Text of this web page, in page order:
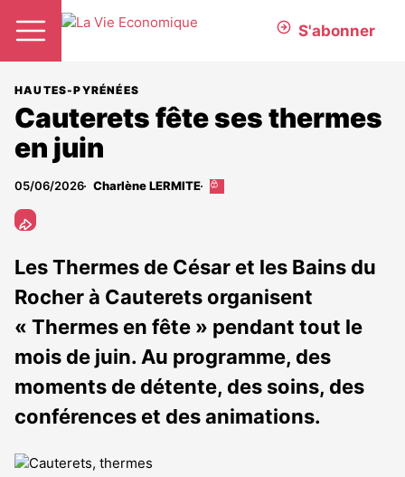
S'abonner
HAUTES-PYRÉNÉES
Cauterets fête ses thermes
en juin
05/06/2026 Charlène LERMITE
Cet
abonnés
Les Thermes de César et les Bains du
Rocher à Cauterets organisent
« Thermes en fête » pendant tout le
mois de juin. Au programme, des
moments de détente, des soins, des
conférences et des animations.